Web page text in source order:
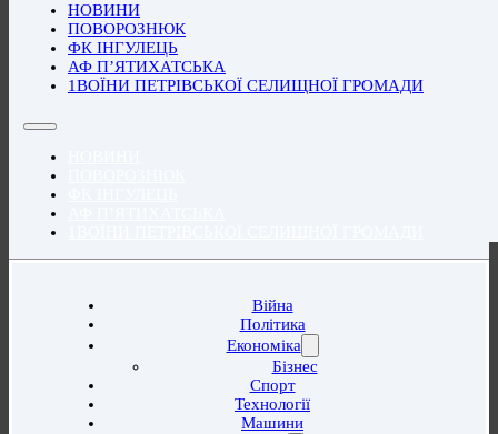
НОВИНИ
ПОВОРОЗНЮК
ФК ІНГУЛЕЦЬ
АФ П’ЯТИХАТСЬКА
1ВОЇНИ ПЕТРІВСЬКОЇ СЕЛИЩНОЇ ГРОМАДИ
Війна
Політика
Економіка
Бізнес
Спорт
Технології
Машини